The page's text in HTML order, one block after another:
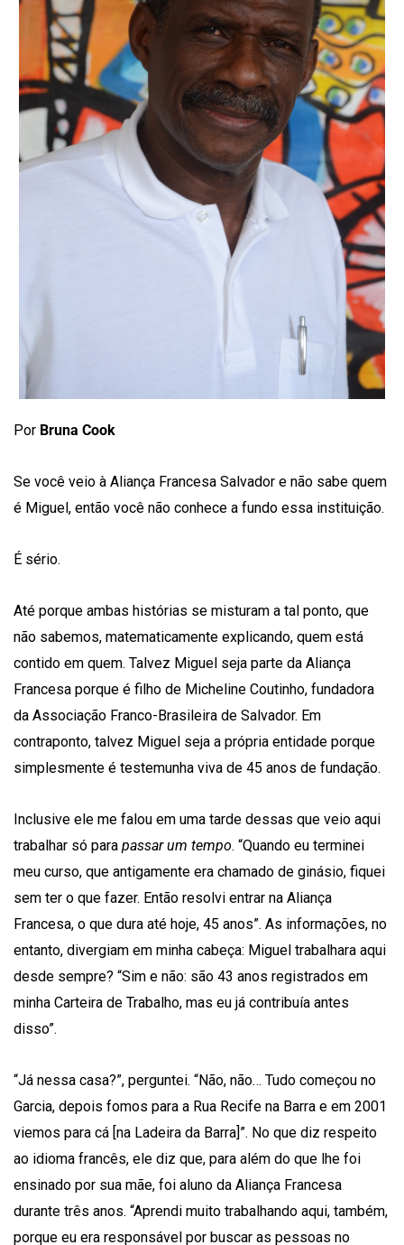
Por Bruna Cook
Se você veio à Aliança Francesa Salvador e não sabe quem
é Miguel, então você não conhece a fundo essa instituição.
É sério.
Até porque ambas histórias se misturam a tal ponto, que
não sabemos, matematicamente explicando, quem está
contido em quem. Talvez Miguel seja parte da Aliança
Francesa porque é filho de Micheline Coutinho, fundadora
da Associação Franco-Brasileira de Salvador. Em
contraponto, talvez Miguel seja a própria entidade porque
simplesmente é testemunha viva de 45 anos de fundação.
Inclusive ele me falou em uma tarde dessas que veio aqui
trabalhar só para passar um tempo. “Quando eu terminei
meu curso, que antigamente era chamado de ginásio, fiquei
sem ter o que fazer. Então resolvi entrar na Aliança
Francesa, o que dura até hoje, 45 anos”. As informações, no
entanto, divergiam em minha cabeça: Miguel trabalhara aqui
desde sempre? “Sim e não: são 43 anos registrados em
minha Carteira de Trabalho, mas eu já contribuía antes
disso”.
“Já nessa casa?”, perguntei. “Não, não… Tudo começou no
Garcia, depois fomos para a Rua Recife na Barra e em 2001
viemos para cá [na Ladeira da Barra]”. No que diz respeito
ao idioma francês, ele diz que, para além do que lhe foi
ensinado por sua mãe, foi aluno da Aliança Francesa
durante três anos. “Aprendi muito trabalhando aqui, também,
porque eu era responsável por buscar as pessoas no